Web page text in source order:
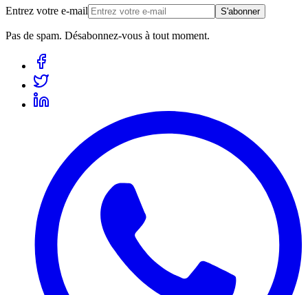
Entrez votre e-mail S'abonner
Pas de spam. Désabonnez-vous à tout moment.